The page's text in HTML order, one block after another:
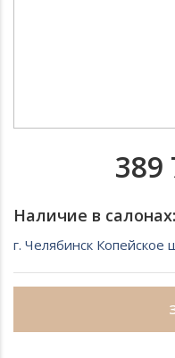
389
Наличие в салонах:
г. Челябинск